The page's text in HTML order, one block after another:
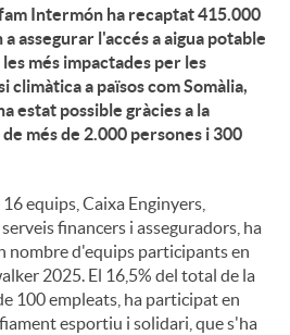
Intermón ha recaptat 415.000
assegurar l'accés a aigua potable
més impactades per les
climàtica a països com Somàlia,
estat possible gràcies a la
més de 2.000 persones i 300
equips, Caixa Enginyers,
financers i asseguradors, ha
nombre d'equips participants en
2025. El 16,5% del total de la
100 empleats, ha participat en
esportiu i solidari, que s'ha